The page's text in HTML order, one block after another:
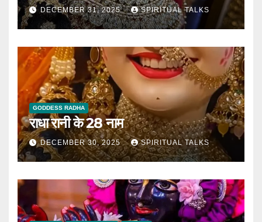
DECEMBER 31, 2025 SPIRITUAL TALKS
GODDESS RADHA
राधा रानी के 28 नाम
DECEMBER 30, 2025 SPIRITUAL TALKS